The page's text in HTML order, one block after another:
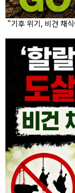
"기후 위기, 비건 채